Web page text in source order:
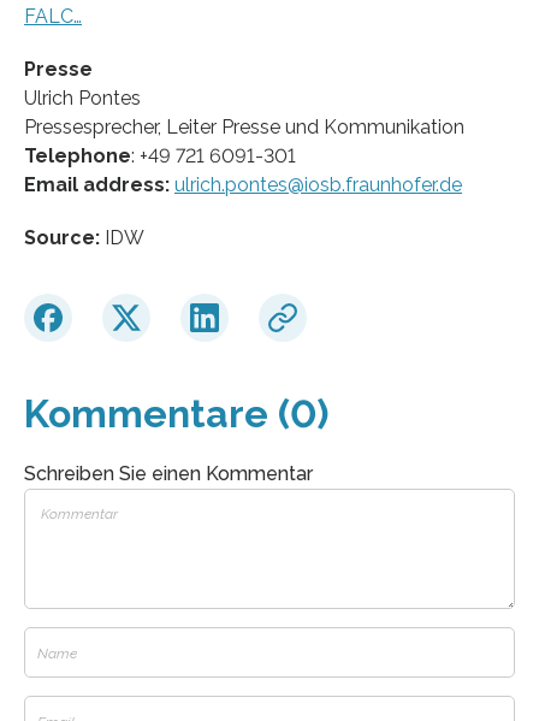
FALC…
Presse
Ulrich Pontes
Pressesprecher, Leiter Presse und Kommunikation
Telephone: +49 721 6091-301
Email address: ulrich.pontes@iosb.fraunhofer.de
Source: IDW
Kommentare (0)
Schreiben Sie einen Kommentar